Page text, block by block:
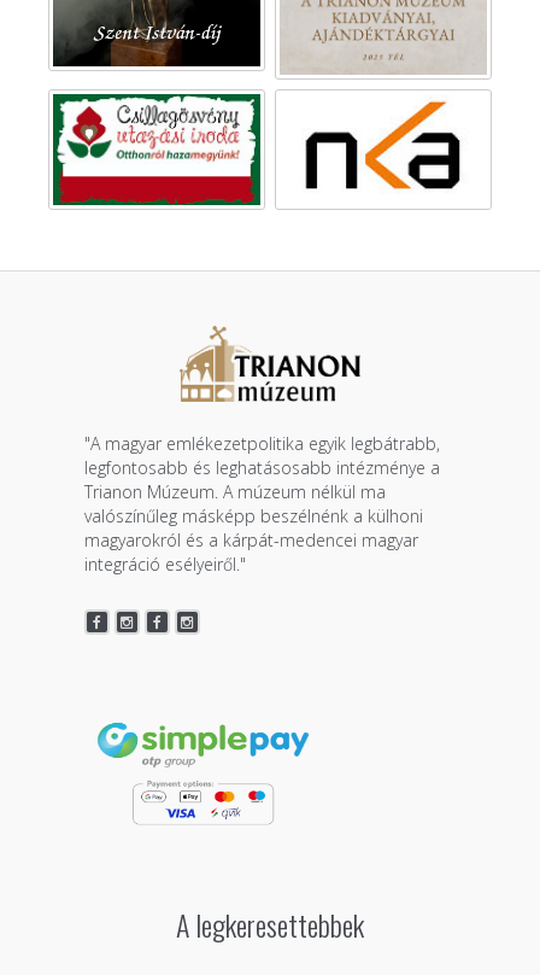
"A magyar emlékezetpolitika egyik legbátrabb,
legfontosabb és leghatásosabb intézménye a
Trianon Múzeum. A múzeum nélkül ma
valószínűleg másképp beszélnénk a külhoni
magyarokról és a kárpát-medencei magyar
integráció esélyeiről."
A legkeresettebbek